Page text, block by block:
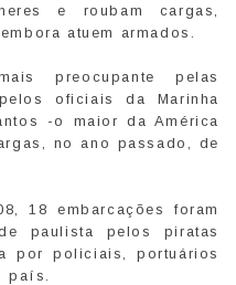
e roubam cargas,
atuem armados.
preocupante pelas
oficiais da Marinha
-o maior da América
no ano passado, de
18 embarcações foram
paulista pelos piratas
por policiais, portuários
país.